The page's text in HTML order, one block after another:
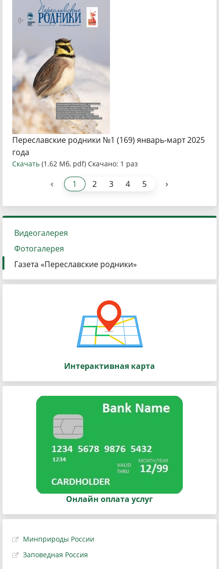
Переславские родники №1 (169) январь-март 2025
года
Скачать (1.62 Мб, pdf) Скачано: 1 раз
‹ 1 2 3 4 5 ›
Видеогалерея
Фотогалерея
Газета «Переславские родники»
Интерактивная карта
Онлайн оплата услуг
Минприроды России
Заповедная Россия